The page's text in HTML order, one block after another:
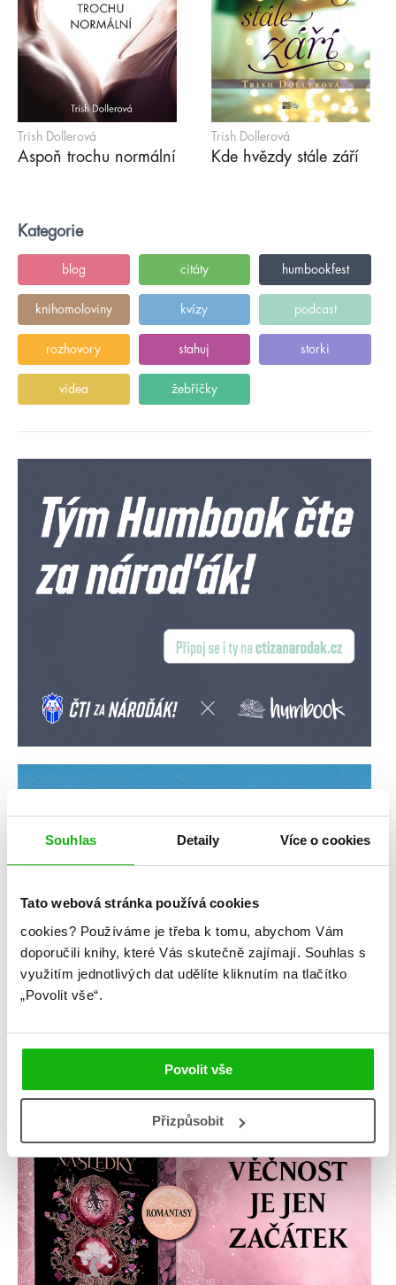
Souhlas Detaily Více o cookies
Tato webová stránka používá cookies
cookies? Používáme je třeba k tomu, abychom Vám
doporučili knihy, které Vás skutečně zajímají. Souhlas s
využitím jednotlivých dat udělíte kliknutím na tlačítko
„Povolit vše“.
Povolit vše
Přizpůsobit
Trish Dollerová
Aspoň trochu normální
Trish Dollerová
Kde hvězdy stále září
Kategorie
blog citáty humbookfest
knihomoloviny kvízy podcast
rozhovory stahuj storki
videa žebříčky